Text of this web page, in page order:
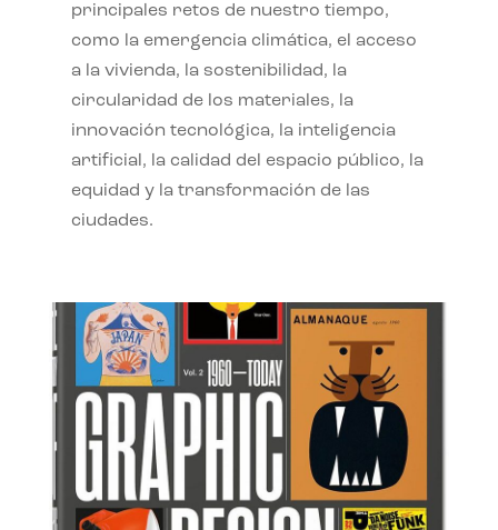
principales retos de nuestro tiempo,
como la emergencia climática, el acceso
a la vivienda, la sostenibilidad, la
circularidad de los materiales, la
innovación tecnológica, la inteligencia
artificial, la calidad del espacio público, la
equidad y la transformación de las
ciudades.